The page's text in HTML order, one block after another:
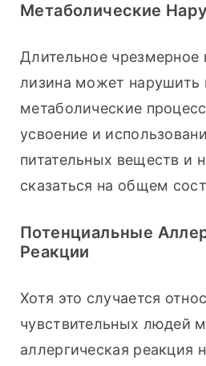
Метаболические
Длительное чрезмерное
лизина может нарушить
метаболические
усвоение и
питательных веществ и
сказаться на общем
Потенциальные
Реакции
Хотя это случается
чувствительных людей
аллергическая реакция